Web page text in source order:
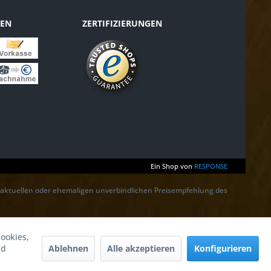
ZERTIFIZIERUNGEN
Ein Shop von RESPONSE
oder ehemaligen unverbindlichen Preisempfehlung des
Ablehnen Alle akzeptieren Konfigurieren